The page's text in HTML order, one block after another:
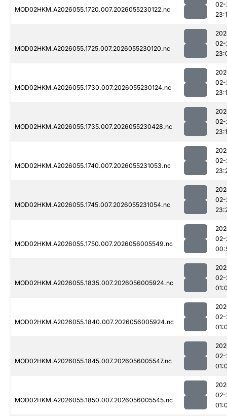
MOD02HKM.A2026055.1720.007.2026055230122.nc
02-
MOD02HKM.A2026055.1725.007.2026055230120.nc
02-
MOD02HKM.A2026055.1730.007.2026055230124.nc
02-
MOD02HKM.A2026055.1735.007.2026055230428.nc
02-
MOD02HKM.A2026055.1740.007.2026055231053.nc
02-
MOD02HKM.A2026055.1745.007.2026055231054.nc
02-
MOD02HKM.A2026055.1750.007.2026056005549.nc
02-
MOD02HKM.A2026055.1835.007.2026056005924.nc
02-
MOD02HKM.A2026055.1840.007.2026056005924.nc
02-
MOD02HKM.A2026055.1845.007.2026056005547.nc
02-
MOD02HKM.A2026055.1850.007.2026056005545.nc
02-